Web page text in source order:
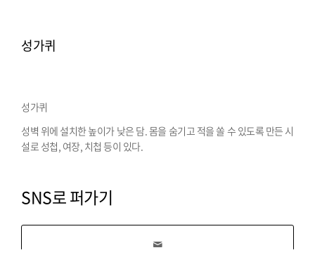
성가퀴
성가퀴
성벽 위에 설치한 높이가 낮은 담. 몸을 숨기고 적을 쏠 수 있도록 만든 시
설로 성첩, 여장, 치첩 등이 있다.
SNS로 퍼가기